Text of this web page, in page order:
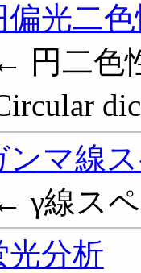
偏光二
円二色
ンマ線
γ線ス
光分析